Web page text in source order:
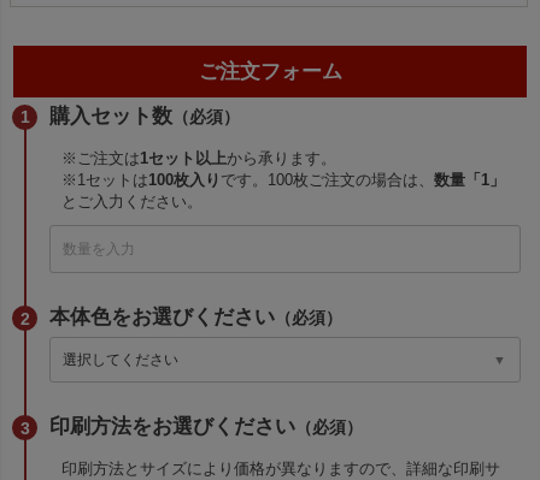
ご注文フォーム
購入セット数 （必須）
※ご注文は1セット以上から承ります。
※1セットは100枚入り です。100枚ご注文の場合は、数量「1」
とご入力ください。
本体色をお選びください （必須）
印刷方法をお選びください （必須）
印刷方法とサイズにより価格が異なりますので、詳細な印刷サ